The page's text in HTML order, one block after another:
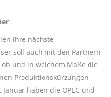
ihre nächste
soll auch mit den Partnern
und in welchem Maße die
Produktionskürzungen
haben die OPEC und